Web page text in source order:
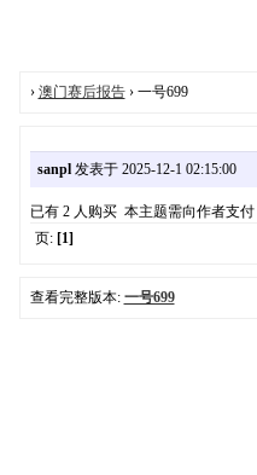
› 澳门赛后报告› 一号699
sanpl发表于 2025-12-1 02:15:00
已有 2 人购买 本主题需向作者支付
页: [1]
查看完整版本: 一号699